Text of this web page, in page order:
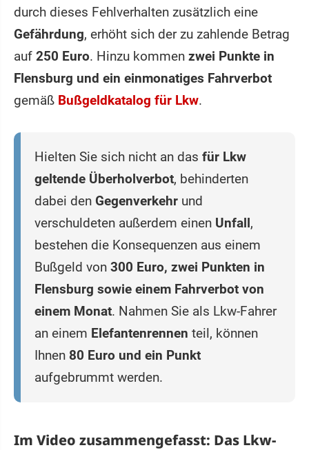
durch dieses Fehlverhalten zusätzlich eine
Gefährdung, erhöht sich der zu zahlende Betrag
auf 250 Euro. Hinzu kommen zwei Punkte in
Flensburg und ein einmonatiges Fahrverbot
gemäß Bußgeldkatalog für Lkw.
Hielten Sie sich nicht an das für Lkw
geltende Überholverbot, behinderten
dabei den Gegenverkehr und
verschuldeten außerdem einen Unfall,
bestehen die Konsequenzen aus einem
Bußgeld von 300 Euro, zwei Punkten in
Flensburg sowie einem Fahrverbot von
einem Monat. Nahmen Sie als Lkw-Fahrer
an einem Elefantenrennen teil, können
Ihnen 80 Euro und ein Punkt
aufgebrummt werden.
Im Video zusammengefasst: Das Lkw-